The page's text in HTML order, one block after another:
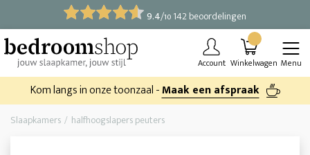
9.4/10 142 beoordelingen
Account Winkelwagen Menu
Kom langs in onze toonzaal -Maak een afspraak
Slaapkamers halfhoogslapers peuters